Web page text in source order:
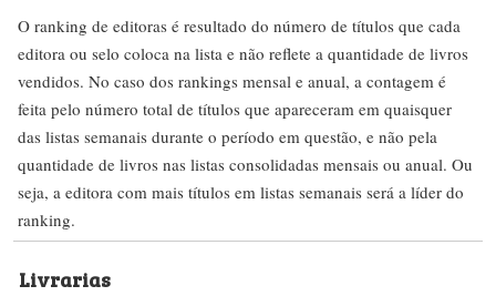
O ranking de editoras é resultado do número de títulos que cada
editora ou selo coloca na lista e não reflete a quantidade de livros
vendidos. No caso dos rankings mensal e anual, a contagem é
feita pelo número total de títulos que apareceram em quaisquer
das listas semanais durante o período em questão, e não pela
quantidade de livros nas listas consolidadas mensais ou anual. Ou
seja, a editora com mais títulos em listas semanais será a líder do
ranking.
Livrarias